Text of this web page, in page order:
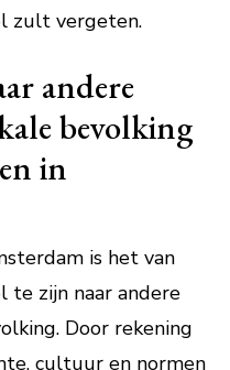
zult vergeten.
andere
bevolking
in
is het van
te zijn naar andere
Door rekening
cultuur en normen